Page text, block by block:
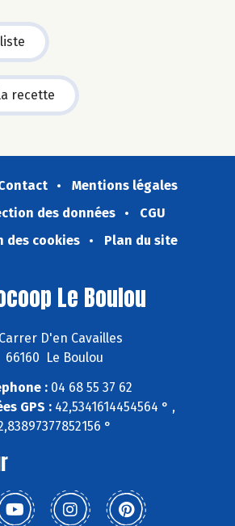
recette
Mentions légales
des données
CGU
des cookies
Plan du site
Le Boulou
D'en Cavailles
66160 Le Boulou
: 04 68 55 37 62
GPS :42,5341614454564 ° ,
°